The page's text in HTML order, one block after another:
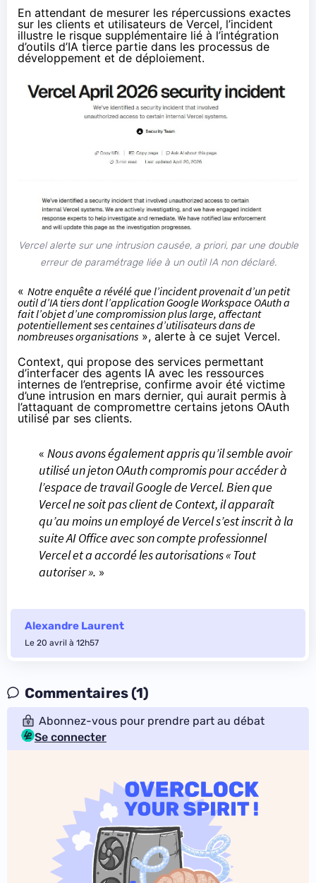
En attendant de mesurer les répercussions exactes
sur les clients et utilisateurs de Vercel, l’incident
illustre le risque supplémentaire lié à l’intégration
d’outils d’IA tierce partie dans les processus de
développement et de déploiement.
Vercel alerte sur une intrusion causée, a priori, par une double
erreur de paramétrage liée à un outil IA non déclaré.
« Notre enquête a révélé que l’incident provenait d’un petit
outil d’IA tiers dont l’application Google Workspace OAuth a
fait l’objet d’une compromission plus large, affectant
potentiellement ses centaines d’utilisateurs dans de
nombreuses organisations », alerte à ce sujet Vercel.
Context, qui propose des services permettant
d’interfacer des agents IA avec les ressources
internes de l’entreprise, confirme avoir été victime
d’une intrusion en mars dernier, qui aurait permis à
l’attaquant de compromettre certains jetons OAuth
utilisé par ses clients.
« Nous avons également appris qu’il semble avoir
utilisé un jeton OAuth compromis pour accéder à
l’espace de travail Google de Vercel. Bien que
Vercel ne soit pas client de Context, il apparaît
qu’au moins un employé de Vercel s’est inscrit à la
suite AI Office avec son compte professionnel
Vercel et a accordé les autorisations « Tout
autoriser ». »
Alexandre Laurent
Le 20 avril à 12h57
Commentaires (1)
Abonnez-vous pour prendre part au débat
Se connecter